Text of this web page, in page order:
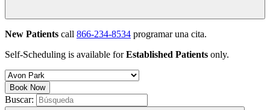
New Patients call 866-234-8534 programar una cita.
Self-Scheduling is available forEstablished Patients only.
Book Now
Buscar: